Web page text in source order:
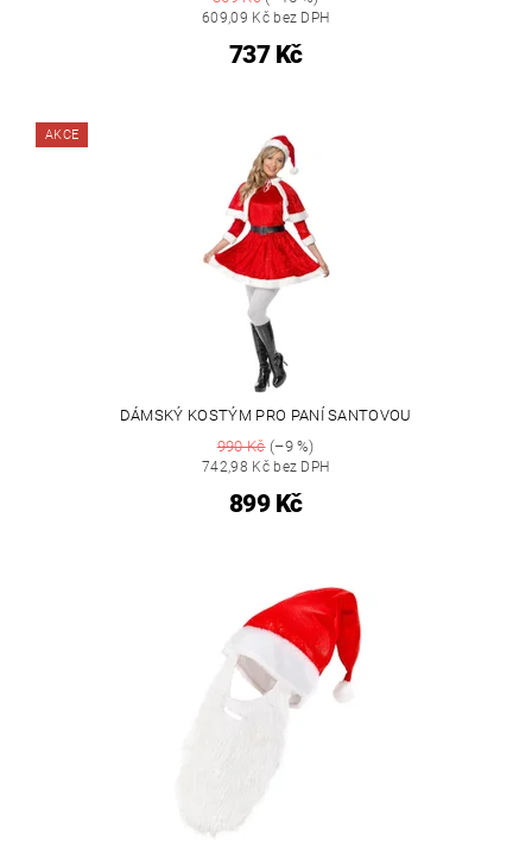
609,09 Kč bez DPH
737 Kč
AKCE
DÁMSKÝ KOSTÝM PRO PANÍ SANTOVOU
990 Kč(–9 %)
742,98 Kč bez DPH
899 Kč